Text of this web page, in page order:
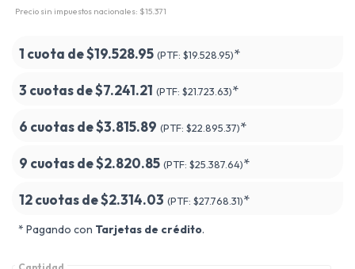
Precio sin impuestos nacionales: $15.371
1 cuota de$19.528.95 (PTF: $19.528.95)*
3 cuotas de$7.241.21 (PTF: $21.723.63)*
6 cuotas de$3.815.89 (PTF: $22.895.37)*
9 cuotas de$2.820.85 (PTF: $25.387.64)*
12 cuotas de$2.314.03 (PTF: $27.768.31)*
* Pagando con Tarjetas de crédito.
Cantidad